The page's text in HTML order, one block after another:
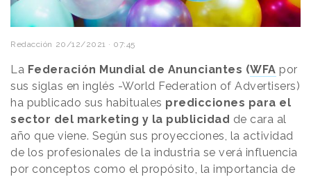
Redacción 20/12/2021 · 07:45
La Federación Mundial de Anunciantes (WFA por
sus siglas en inglés -World Federation of Advertisers)
ha publicado sus habituales predicciones para el
sector del marketing y la publicidad de cara al
año que viene. Según sus proyecciones, la actividad
de los profesionales de la industria se verá influencia
por conceptos como el propósito, la importancia de